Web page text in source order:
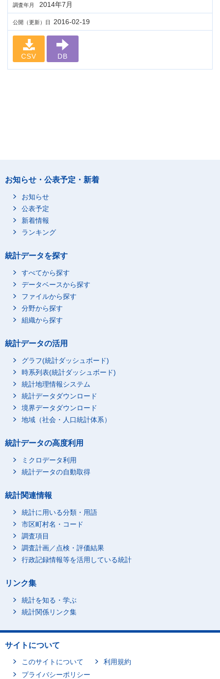
調査年月 2014年7月
公開（更新）日 2016-02-19
CSV DB
お知らせ・公表予定・新着
お知らせ
公表予定
新着情報
ランキング
統計データを探す
すべてから探す
データベースから探す
ファイルから探す
分野から探す
組織から探す
統計データの活用
グラフ(統計ダッシュボード)
時系列表(統計ダッシュボード)
統計地理情報システム
統計データダウンロード
境界データダウンロード
地域（社会・人口統計体系）
統計データの高度利用
ミクロデータ利用
統計データの自動取得
統計関連情報
統計に用いる分類・用語
市区町村名・コード
調査項目
調査計画／点検・評価結果
行政記録情報等を活用している統計
リンク集
統計を知る・学ぶ
統計関係リンク集
サイトについて
このサイトについて
利用規約
プライバシーポリシー